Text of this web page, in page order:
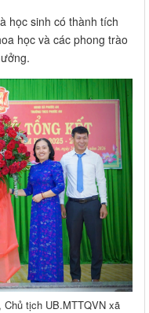
học sinh có thành tích
học và các phong trào
tịch UB.MTTQVN xã